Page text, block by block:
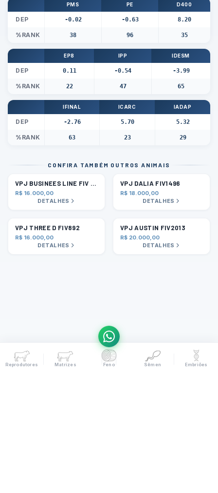
PMS PE D400
DEP -0.02 -0.63 8.20
%RANK 38 96 35
EP8 IPP IDESM
DEP 0.11 -0.54 -3.99
%RANK 22 47 65
IFINAL ICARC IADAP
DEP -2.76 5.70 5.32
%RANK 63 23 29
CONFIRA TAMBÉM OUTROS ANIMAIS
VPJ BUSINEES LINE FIV 701
R$ 16.000,00
DETALHES
VPJ DALIA FIV1496
R$ 18.000,00
DETALHES
VPJ THREE D FIV892
R$ 16.000,00
DETALHES
VPJ AUSTIN FIV2013
R$ 20.000,00
DETALHES
Reprodutores Matrizes Feno Sêmen Embriões